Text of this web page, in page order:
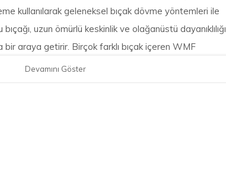
kullanılarak geleneksel bıçak dövme yöntemleri ile
uzun ömürlü keskinlik ve olağanüstü dayanıklılığı
bir araya getirir. Birçok farklı bıçak içeren WMF
yemeklerin mükemmel bir şekilde hazırlanması için
güvenilir bir seçim sizler için. Kesme,
Devamını Göster